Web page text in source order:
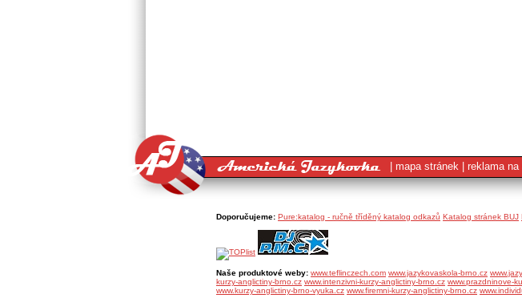
mapa stránek reklama na
Doporučujeme: Pure:katalog - ručně tříděný katalog odkazů Katalog stránek BUJ
Naše produktové weby: www.teflinczech.com www.jazykovaskola-brno.cz
kurzy-anglictiny-brno.cz www.intenzivni-kurzy-anglictiny-brno.cz www.prazdninove-
www.kurzy-anglictiny-brno-vyuka.cz www.firemni-kurzy-anglictiny-brno.cz